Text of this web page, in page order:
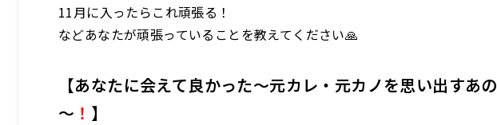
11月に入ったらこれ頑張る！
などあなたが頑張っていることを教えてください🙏
【あなたに会えて良かった～元カレ・元カノを思い出すあ
～ ！ 】